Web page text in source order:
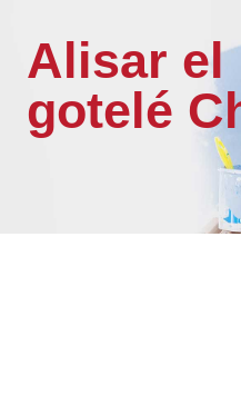
Alisar el
gotelé